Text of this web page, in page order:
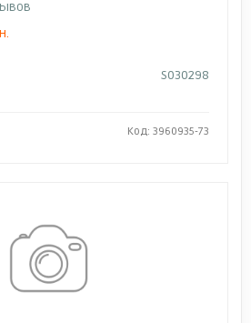
S030298
Код: 3960935-73